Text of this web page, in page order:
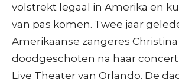
volstrekt legaal in Amerika en
van pas komen. Twee jaar
Amerikaanse zangeres
doodgeschoten na haar concert
Live Theater van Orlando. De